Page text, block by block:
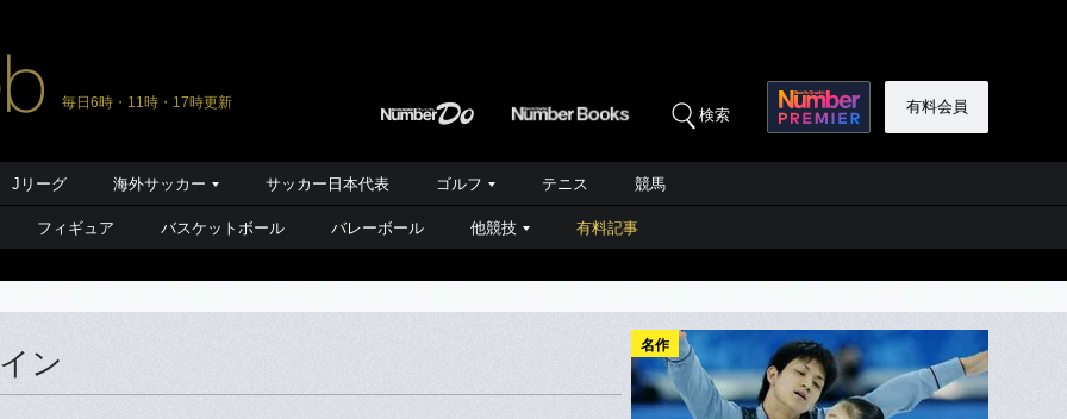
毎日6時・11時・17時更新
検索 有料会員
Jリーグ 海外サッカー サッカー日本代表 ゴルフ テニス 競馬
フィギュア バスケットボール バレーボール 他競技 有料記事
ン
名作